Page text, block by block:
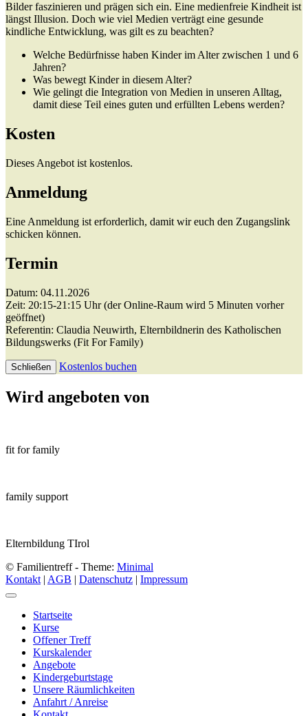
Bilder faszinieren und prägen sich ein. Eine medienfreie Kindheit ist
längst Illusion. Doch wie viel Medien verträgt eine gesunde
kindliche Entwicklung, was gilt es zu beachten?
Welche Bedürfnisse haben Kinder im Alter zwischen 1 und 6
Jahren?
Was bewegt Kinder in diesem Alter?
Wie gelingt die Integration von Medien in unseren Alltag,
damit diese Teil eines guten und erfüllten Lebens werden?
Kosten
Dieses Angebot ist kostenlos.
Anmeldung
Eine Anmeldung ist erforderlich, damit wir euch den Zugangslink
schicken können.
Termin
Datum: 04.11.2026
Zeit: 20:15-21:15 Uhr (der Online-Raum wird 5 Minuten vorher
geöffnet)
Referentin: Claudia Neuwirth, Elternbildnerin des Katholischen
Bildungswerks (Fit For Family)
Schließen Kostenlos buchen
Wird angeboten von
fit for family
family support
Elternbildung TIrol
© Familientreff - Theme: Minimal
Kontakt | AGB | Datenschutz | Impressum
Startseite
Kurse
Offener Treff
Kurskalender
Angebote
Kindergeburtstage
Unsere Räumlichkeiten
Anfahrt / Anreise